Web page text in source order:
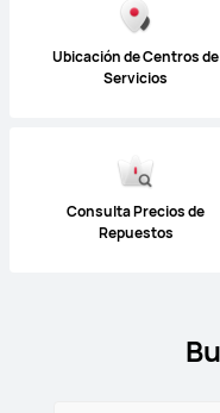
Ubicación de Centros de
Servicios
Consulta Precios de
Repuestos